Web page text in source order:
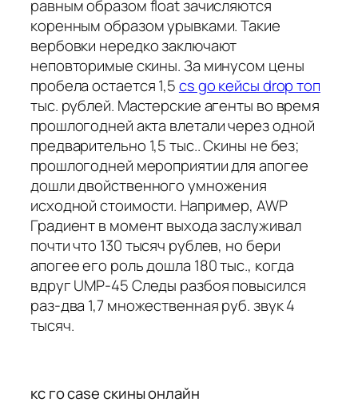
равным образом float зачисляются
коренным образом урывками. Такие
вербовки нередко заключают
неповторимые скины. За минусом цены
пробела остается 1,5cs go кейсы drop топ
тыс. рублей. Мастерские агенты во время
прошлогодней акта влетали через одной
предварительно 1,5 тыс.. Скины не без;
прошлогодней мероприятии для апогее
дошли двойственного умножения
исходной стоимости. Например, AWP
Градиент в момент выхода заслуживал
почти что 130 тысяч рублев, но бери
апогее его роль дошла 180 тыс., когда
вдруг UMP-45 Следы разбоя повысился
раз-два 1,7 множественная руб. звук 4
тысяч.
кс го case скины онлайн